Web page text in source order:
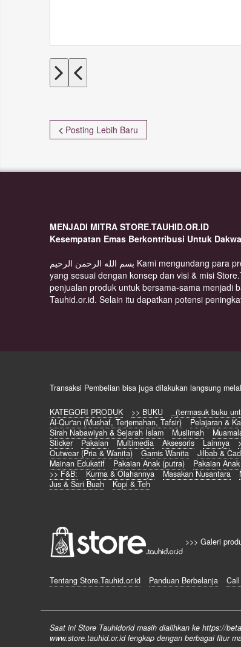
Posting Lebih Baru
MENJADI MITRA STORE.TAUHID.OR.ID
Kesempatan Emas Berkontribusi Untuk
بسم الله الرحمن الرحيم Kami mengundang para produsen / distributor berbagai produk
yang sesuai dengan konsep dan visi & misi
penjualan produk untuk bersama-sama menjadi
Tauhid.or.id. Selain itu dapatkan potensi
Transaksi Pembelian bisa juga dilakukan langsung
KATEGORI PRODUK >> BUKU _(termasuk buku
Al-Qur'an (Mushaf, Terjemahan, Tafsir)
Pelajaran &
Sirah Nabawiyah & Sejarah Islam
Muslimah
Sticker
Pakaian Multimedia Aksesoris Lainnya
Outwear (Pria & Wanita)
Gamis Wanita Jilbab &
Mainan Edukatif
Pakaian Anak (putra) Pakaian
>> F&B:
Kurma & Olahannya Masakan Nusantara
Jus & Sari Buah
Kopi & Teh
>>> Galeri
Tentang Store.Tauhid.or.id Panduan Berbelanja
Saat ini Store Tauhidorid masih dialihkan ke https://
www.store.tauhid.or.id lengkap dengan berbagai fitur